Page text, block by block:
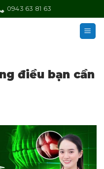
0943 63 81 63
điều bạn cần